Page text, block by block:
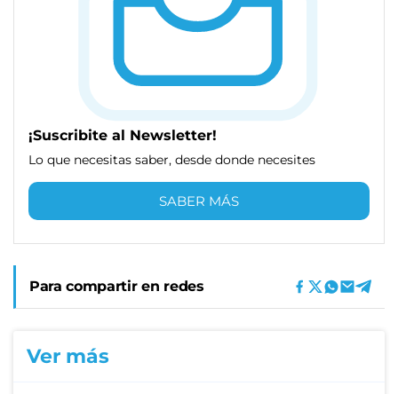
¡Suscribite al Newsletter!
Lo que necesitas saber, desde donde necesites
SABER MÁS
Para compartir en redes
Ver más